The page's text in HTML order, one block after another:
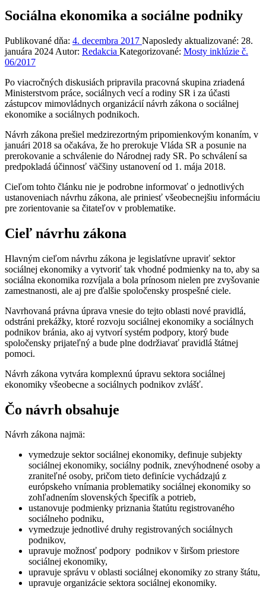
Sociálna ekonomika a sociálne podniky
Publikované dňa: 4. decembra 2017 Naposledy aktualizované: 28.
januára 2024 Autor: Redakcia Kategorizované: Mosty inklúzie č.
06/2017
Po viacročných diskusiách pripravila pracovná skupina zriadená
Ministerstvom práce, sociálnych vecí a rodiny SR i za účasti
zástupcov mimovládnych organizácií návrh zákona o sociálnej
ekonomike a sociálnych podnikoch.
Návrh zákona prešiel medzirezortným pripomienkovým konaním, v
januári 2018 sa očakáva, že ho prerokuje Vláda SR a posunie na
prerokovanie a schválenie do Národnej rady SR. Po schválení sa
predpokladá účinnosť väčšiny ustanovení od 1. mája 2018.
Cieľom tohto článku nie je podrobne informovať o jednotlivých
ustanoveniach návrhu zákona, ale priniesť všeobecnejšiu informáciu
pre zorientovanie sa čitateľov v problematike.
Cieľ návrhu zákona
Hlavným cieľom návrhu zákona je legislatívne upraviť sektor
sociálnej ekonomiky a vytvoriť tak vhodné podmienky na to, aby sa
sociálna ekonomika rozvíjala a bola prínosom nielen pre zvyšovanie
zamestnanosti, ale aj pre ďalšie spoločensky prospešné ciele.
Navrhovaná právna úprava vnesie do tejto oblasti nové pravidlá,
odstráni prekážky, ktoré rozvoju sociálnej ekonomiky a sociálnych
podnikov bránia, ako aj vytvorí systém podpory, ktorý bude
spoločensky prijateľný a bude plne dodržiavať pravidlá štátnej
pomoci.
Návrh zákona vytvára komplexnú úpravu sektora sociálnej
ekonomiky všeobecne a sociálnych podnikov zvlášť.
Čo návrh obsahuje
Návrh zákona najmä:
vymedzuje sektor sociálnej ekonomiky, definuje subjekty
sociálnej ekonomiky, sociálny podnik, znevýhodnené osoby a
zraniteľné osoby, pričom tieto definície vychádzajú z
európskeho vnímania problematiky sociálnej ekonomiky so
zohľadnením slovenských špecifík a potrieb,
ustanovuje podmienky priznania štatútu registrovaného
sociálneho podniku,
vymedzuje jednotlivé druhy registrovaných sociálnych
podnikov,
upravuje možnosť podpory podnikov v širšom priestore
sociálnej ekonomiky,
upravuje správu v oblasti sociálnej ekonomiky zo strany štátu,
upravuje organizácie sektora sociálnej ekonomiky.